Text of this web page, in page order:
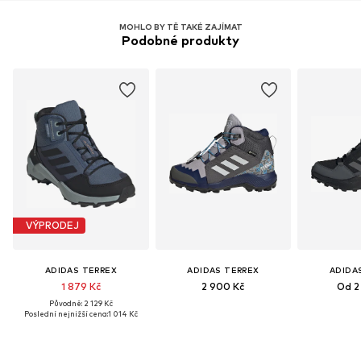
MOHLO BY TĚ TAKÉ ZAJÍMAT
Podobné produkty
VÝPRODEJ
ADIDAS TERREX
1 879 Kč
Původně: 2 129 Kč
Poslední nejnižší cena:1 014 Kč
ADIDAS TERREX
2 900 Kč Od